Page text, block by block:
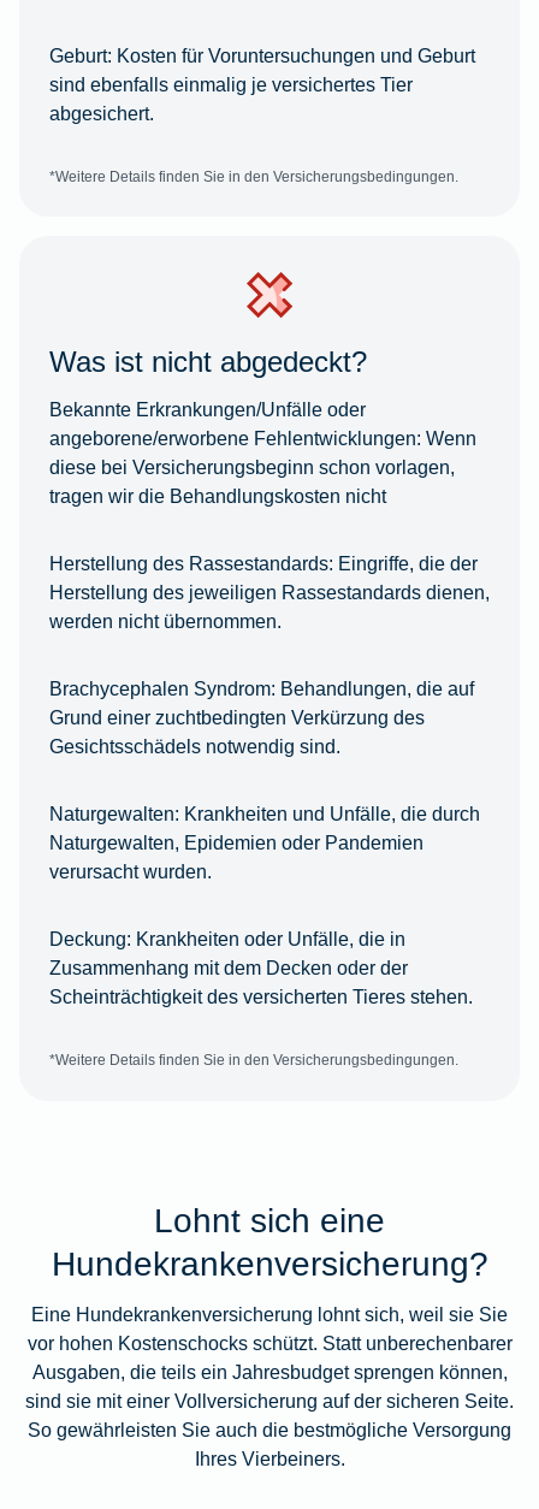
Geburt: Kosten für Voruntersuchungen und Geburt
sind ebenfalls einmalig je versichertes Tier
abgesichert.
*Weitere Details finden Sie in den Versicherungsbedingungen.
Was ist nicht abgedeckt?
Bekannte Erkrankungen/Unfälle oder
angeborene/erworbene Fehlentwicklungen: Wenn
diese bei Versicherungsbeginn schon vorlagen,
tragen wir die Behandlungskosten nicht
Herstellung des Rassestandards: Eingriffe, die der
Herstellung des jeweiligen Rassestandards dienen,
werden nicht übernommen.
Brachycephalen Syndrom: Behandlungen, die auf
Grund einer zuchtbedingten Verkürzung des
Gesichtsschädels notwendig sind.
Naturgewalten: Krankheiten und Unfälle, die durch
Naturgewalten, Epidemien oder Pandemien
verursacht wurden.
Deckung: Krankheiten oder Unfälle, die in
Zusammenhang mit dem Decken oder der
Scheinträchtigkeit des versicherten Tieres stehen.
*Weitere Details finden Sie in den Versicherungsbedingungen.
Lohnt sich eine
Hundekrankenversicherung?
Eine Hundekrankenversicherung lohnt sich, weil sie Sie
vor hohen Kostenschocks schützt. Statt unberechenbarer
Ausgaben, die teils ein Jahresbudget sprengen können,
sind sie mit einer Vollversicherung auf der sicheren Seite.
So gewährleisten Sie auch die bestmögliche Versorgung
Ihres Vierbeiners.